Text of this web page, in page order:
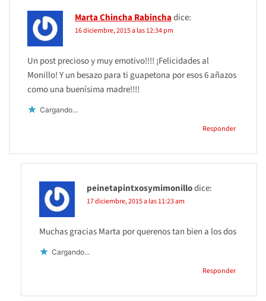
Marta Chincha Rabinchadice:
16 diciembre, 2015 a las 12:34 pm
Un post precioso y muy emotivo!!!! ¡Felicidades al
Monillo! Y un besazo para ti guapetona por esos 6 añazos
como una buenísima madre!!!!
Cargando...
Responder
peinetapintxosymimonillodice:
17 diciembre, 2015 a las 11:23 am
Muchas gracias Marta por querenos tan bien a los dos
Cargando...
Responder